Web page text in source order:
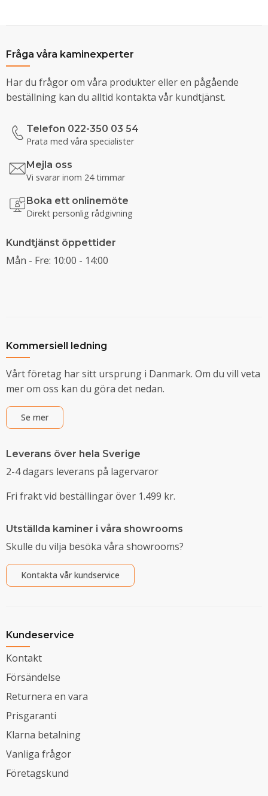
Fråga våra kaminexperter
Har du frågor om våra produkter eller en pågående
beställning kan du alltid kontakta vår kundtjänst.
Telefon 022-350 03 54
Prata med våra specialister
Mejla oss
Vi svarar inom 24 timmar
Boka ett onlinemöte
Direkt personlig rådgivning
Kundtjänst öppettider
Mån - Fre: 10:00 - 14:00
Kommersiell ledning
Vårt företag har sitt ursprung i Danmark. Om du vill veta
mer om oss kan du göra det nedan.
Se mer
Leverans över hela Sverige
2-4 dagars leverans på lagervaror
Fri frakt vid beställingar över 1.499 kr.
Utställda kaminer i våra showrooms
Skulle du vilja besöka våra showrooms?
Kontakta vår kundservice
Kundeservice
Kontakt
Försändelse
Returnera en vara
Prisgaranti
Klarna betalning
Vanliga frågor
Företagskund